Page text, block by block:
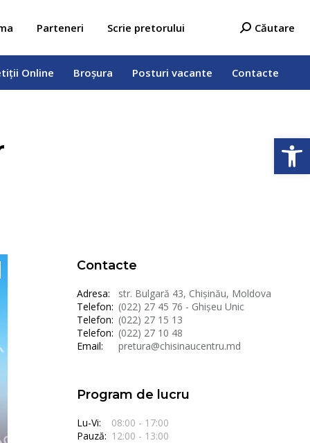
Parteneri Scrie pretorului Search:
Căutare
Online Broșura Posturi vacante Contacte
Contacte
Adresa:
str. Bulgară 43, Chișinău, Moldova
Telefon: (022) 27 45 76 - Ghișeu Unic
Telefon: (022) 27 15 13
Telefon: (022) 27 10 48
Email:
pretura@chisinaucentru.md
Program de lucru
Lu-Vi:
08:00 - 17:00
Pauză: 12:00 - 13:00
Online Broșura Posturi vacante Contacte